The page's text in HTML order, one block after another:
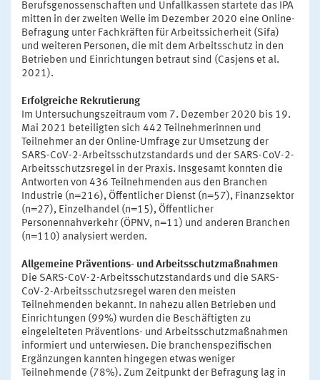
Berufsgenossenschaften und Unfallkassen startete das IPA
mitten in der zweiten Welle im Dezember 2020 eine Online-
Befragung unter Fachkräften für Arbeitssicherheit (Sifa)
und weiteren Personen, die mit dem Arbeitsschutz in den
Betrieben und Einrichtungen betraut sind (Casjens et al.
2021).
Erfolgreiche Rekrutierung
Im Untersuchungszeitraum vom 7. Dezember 2020 bis 19.
Mai 2021 beteiligten sich 442 Teilnehmerinnen und
Teilnehmer an der Online-Umfrage zur Umsetzung der
SARS-CoV-2-Arbeitsschutzstandards und der SARS-CoV-2-
Arbeitsschutzsregel in der Praxis. Insgesamt konnten die
Antworten von 436 Teilnehmenden aus den Branchen
Industrie (n=216), Öffentlicher Dienst (n=57), Finanzsektor
(n=27), Einzelhandel (n=15), Öffentlicher
Personennahverkehr (ÖPNV, n=11) und anderen Branchen
(n=110) analysiert werden.
Allgemeine Präventions- und Arbeitsschutzmaßnahmen
Die SARS-CoV-2-Arbeitsschutzstandards und die SARS-
CoV-2-Arbeitsschutzsregel waren den meisten
Teilnehmenden bekannt. In nahezu allen Betrieben und
Einrichtungen (99%) wurden die Beschäftigten zu
eingeleiteten Präventions- und Arbeitsschutzmaßnahmen
informiert und unterwiesen. Die branchenspezifischen
Ergänzungen kannten hingegen etwas weniger
Teilnehmende (78%). Zum Zeitpunkt der Befragung lag in